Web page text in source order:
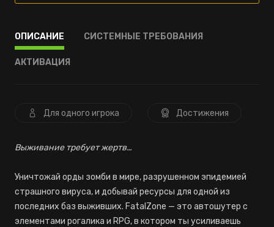
ОПИСАНИЕ СИСТЕМНЫЕ ТРЕБОВАНИЯ
АКТИВАЦИЯ
Для одного игрока Достижения
Выживание требует жертв…
Уничтожай орды зомби в мире, разрушенном эпидемией
страшного вируса, и добывай ресурсы для одной из
последних баз выживших. FatalZone — это автошутер с
элементами рогалика и RPG, в котором ты усиливаешь